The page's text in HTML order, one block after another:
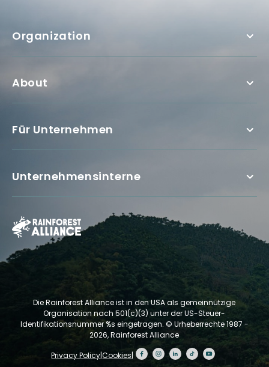
Organization
About
Für Unternehmen
Unternehmensinterne
Die Rainforest Alliance ist in den USA als gemeinnützige
Organisation nach 501(c)(3) unter der US-Steuer-
Identifikationsnummer %s eingetragen. © Urheberrechte 1987 -
2026, Rainforest Alliance
Privacy Policy|Cookies|